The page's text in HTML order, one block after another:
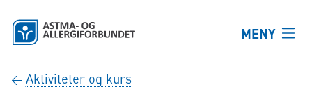
MENY
← Aktiviteter og kurs